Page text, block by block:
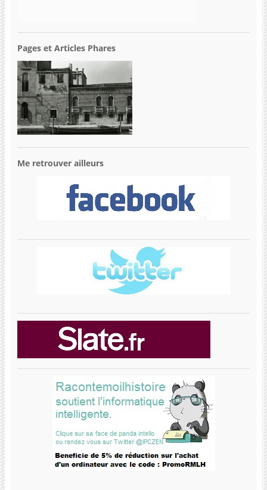
Pages et Articles Phares
Me retrouver ailleurs